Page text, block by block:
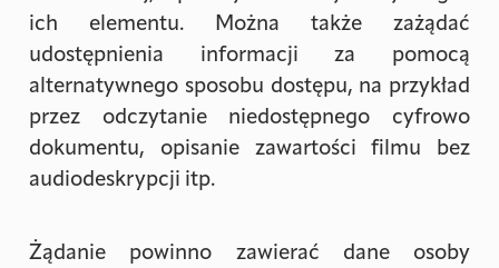
ich elementu. Można także zażądać
udostępnienia informacji za pomocą
alternatywnego sposobu dostępu, na przykład
przez odczytanie niedostępnego cyfrowo
dokumentu, opisanie zawartości filmu bez
audiodeskrypcji itp.
Żądanie powinno zawierać dane osoby